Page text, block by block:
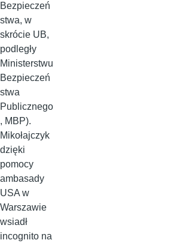
Bezpieczeń
stwa, w
skrócie UB,
podległy
Ministerstwu
Bezpieczeń
stwa
Publicznego
, MBP).
Mikołajczyk
dzięki
pomocy
ambasady
USA w
Warszawie
wsiadł
incognito na